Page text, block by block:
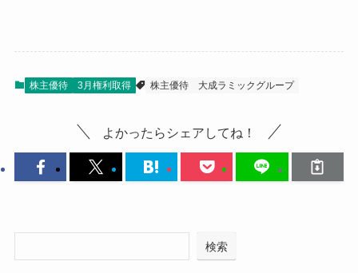
株主優待 3月権利取得 株主優待 大成ラミックグループ
よかったらシェアしてね！
検索